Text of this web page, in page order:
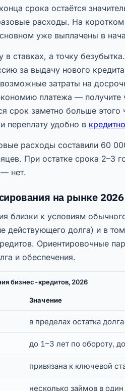
срока остаётся
расходы. На коротком
уже выплачены в
в ставках, а точку
за выдачу нового
затраты на
платежа — получите
срок заметно больше
переплату удобно в
расходы составили 60
При остатке срока 2–3
— нет.
на рынке 2026
близки к условиям
действующего долга) и в
Ориентировочные
и обеспечения.
бизнес-кредитов, 2026
Значение
в пределах остатка
до 1–3 лет по обороту,
привязана к ключевой
несколько займов в